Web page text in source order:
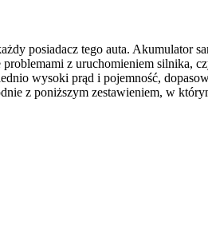
posiadacz tego auta. Akumulator
z uruchomieniem silnika,
wysoki prąd i pojemność,
z poniższym zestawieniem, w